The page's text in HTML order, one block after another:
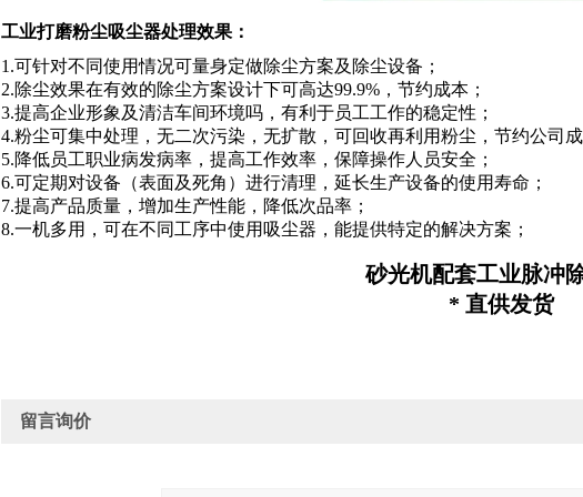
工业打磨粉尘吸尘器处理效果：
1.可针对不同使用情况可量身定做除尘方案及除尘设备；
2.除尘效果在有效的除尘方案设计下可高达99.9%，节约成本；
3.提高企业形象及清洁车间环境吗，有利于员工工作的稳定性；
4.粉尘可集中处理，无二次污染，无扩散，可回收再利用粉尘，节约公司成
5.降低员工职业病发病率，提高工作效率，保障操作人员安全；
6.可定期对设备（表面及死角）进行清理，延长生产设备的使用寿命；
7.提高产品质量，增加生产性能，降低次品率；
8.一机多用，可在不同工序中使用吸尘器，能提供特定的解决方案；
砂光机配套工业脉冲
* 直供发货
留言询价